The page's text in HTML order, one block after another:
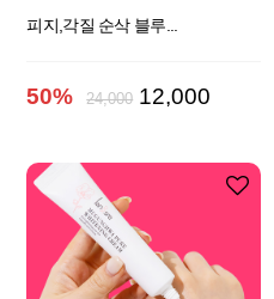
피지,각질 순삭 블루...
50% 24,000 12,000